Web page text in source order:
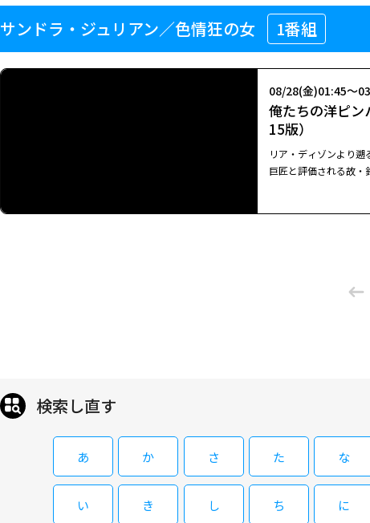
サンドラ・ジュリアン／色情狂の女 1番組
俺たちの洋ピ
15版）
08/28(金)01:45～
リア・ディゾンより遡
巨匠と評価される故・
（72）にも出演しそ
リア・ディゾンより
検索し直す
あ
い
か
き
さ
し
た
ち
な
に